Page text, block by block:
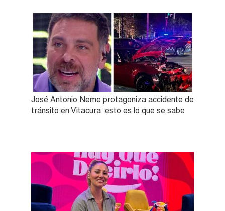
José Antonio Neme protagoniza accidente de
tránsito en Vitacura: esto es lo que se sabe